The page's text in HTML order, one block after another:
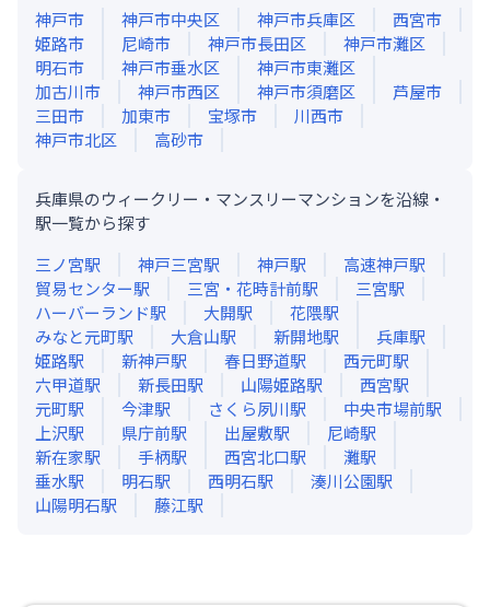
神戸市
神戸市中央区 神戸市兵庫区
西宮市
姫路市
尼崎市 神戸市長田区
神戸市灘区
明石市
神戸市垂水区
神戸市東灘区
加古川市
神戸市西区 神戸市須磨区
芦屋市
三田市
加東市 宝塚市
川西市
神戸市北区
高砂市
兵庫県のウィークリー・マンスリーマンションを沿線・
駅一覧から探す
三ノ宮駅 神戸三宮駅 神戸駅 高速神戸駅
貿易センター駅 三宮・花時計前駅 三宮駅
ハーバーランド駅 大開駅 花隈駅
みなと元町駅 大倉山駅 新開地駅 兵庫駅
姫路駅 新神戸駅 春日野道駅 西元町駅
六甲道駅 新長田駅 山陽姫路駅 西宮駅
元町駅 今津駅 さくら夙川駅 中央市場前駅
上沢駅 県庁前駅 出屋敷駅 尼崎駅
新在家駅 手柄駅 西宮北口駅 灘駅
垂水駅 明石駅 西明石駅 湊川公園駅
山陽明石駅 藤江駅